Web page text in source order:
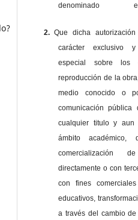
denominado en
2. Que dicha
carácter exclusivo
especial sobre los
reproducción de la
medio conocido o
comunicación
cualquier titulo y aun
ámbito académico,
comercialización
directamente o con
con fines
educativos,
a través del cambio de